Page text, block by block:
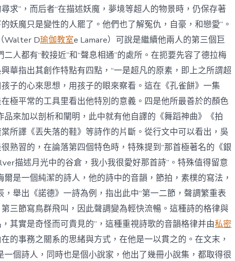
求”，而后者“在描述妖魔，夢境等超人的物景時，仍保存著
妖魔只是變性的人罷了。他們也了解冤仇，自豪，和戀愛”。
Walter D瑜伽教室e Lamare）可說是繼續他兩人的第三個巨
人都有“較接近”和“聲息相通”的處所。在扼要先容了德拉梅
華指出其創作特點有四點，“一是超凡的原素，即上之所謂超
子的心來思想，用孩子的眼來察看。這在《孔雀餅》一集
極平常的工具里看出他特別的意義。四是他所最善於的顏色
品來加以剖析和闡明，此中就有他自譯的《舞蹈神曲》《拍
所譯《丟失落的鞋》等詩作的片斷。從行文中可以看出，吳
熟習的，在論落第四個特色時，特殊提到“那首極著名的《銀
描述月光中的谷倉，我小我很愛好那首詩”。特殊值得留意
爾是一個純潔的詩人，他的詩中的音韻，節拍，素樸的寫法，
，舉出《諾德》一詩為例，指出此中“第一二節，聲調繁重表
三節寫鳥群飛叫，因此聲調變為輕快流暢。這種詩的格律與
其實是奇怪而可貴見的”，這種重視詩歌的音韻格律并由私密
的事務之關系的思緒與方式，在他是一以貫之的。在文末，
一個詩人，同時也是個小說家，他出了幾冊小說集，都取得很